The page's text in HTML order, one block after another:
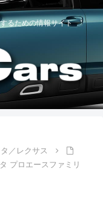
るための情報サイト
タ／レクサス
プロエースファミリ